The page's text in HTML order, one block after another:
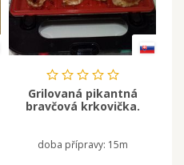
Grilovaná pikantná
bravčová krkovička.
doba přípravy: 15m